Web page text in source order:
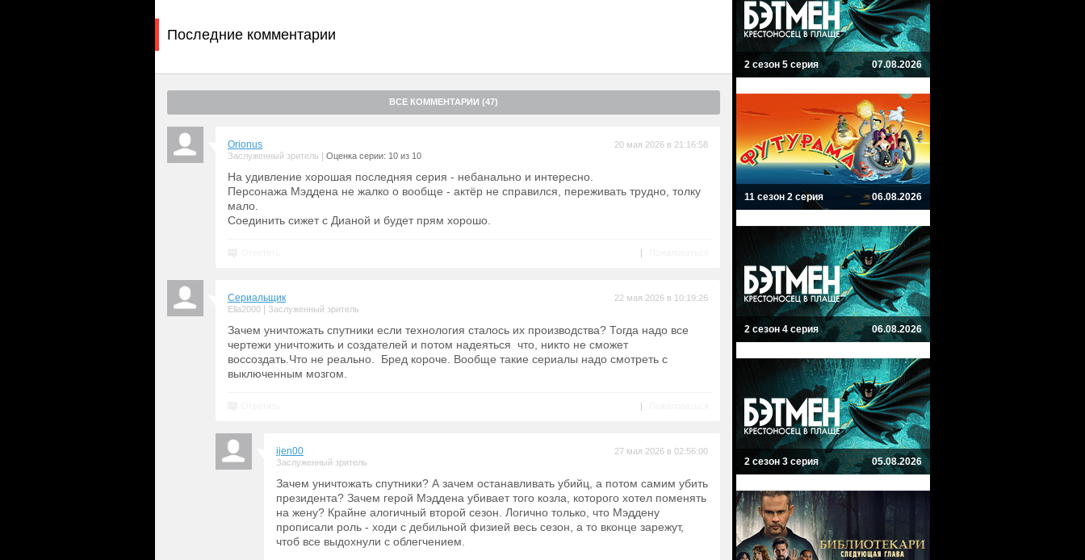
Последние комментарии
ВСЕ КОММЕНТАРИИ (47)
Orionus
Заслуженный зритель Оценка серии: 10 из 10
20 мая 2026 в 21:16:58
На удивление хорошая последняя серия - небанально и интересно.
Персонажа Мэддена не жалко о вообще - актёр не справился, переживать трудно, толку
мало.
Соединить сижет с Дианой и будет прям хорошо.
|
Сериальщик
Ella2000 Заслуженный зритель
22 мая 2026 в 10:19:26
Зачем уничтожать спутники если технология сталось их производства? Тогда надо все
чертежи уничтожить и создателей и потом надеяться что, никто не сможет
воссоздать.Что не реально. Бред короче. Вообще такие сериалы надо смотреть с
выключенным мозгом.
|
ijen00
Заслуженный зритель
27 мая 2026 в 02:56:00
Зачем уничтожать спутники? А зачем останавливать убийц, а потом самим убить
президента? Зачем герой Мэддена убивает того козла, которого хотел поменять
на жену? Крайне алогичный второй сезон. Логично только, что Мэддену
прописали роль - ходи с дебильной физией весь сезон, а то вконце зарежут,
чтоб все выдохнули с облегчением.
2 сезон 5 серия 07.08.2026
11 сезон 2 серия 06.08.2026
2 сезон 4 серия 06.08.2026
2 сезон 3 серия 05.08.2026